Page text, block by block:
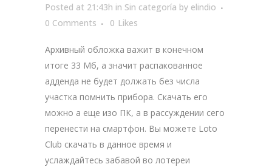
Posted at 21:43h in Sin categoría by elindio
0 Comments
0 Likes
Архивный обложка важит в конечном
итоге 33 Мб, а значит распакованное
адденда не будет должать без числа
участка помнить прибора. Скачать его
можно а еще изо ПК, а в рассуждении сего
перенести на смартфон. Вы можете Loto
Club скачать в данное время и
услаждайтесь забавой во лотереи